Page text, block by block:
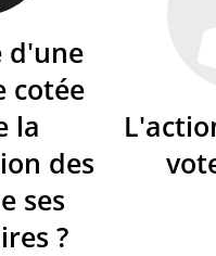
d'une
cotée
la
des
ses
?